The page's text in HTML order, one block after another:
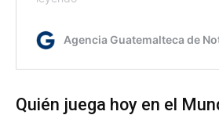
Quién juega hoy en el